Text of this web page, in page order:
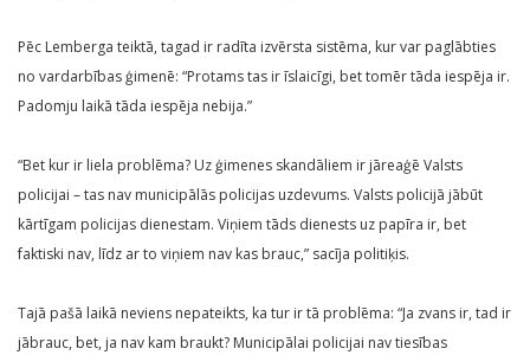
Pēc Lemberga teiktā, tagad ir radīta izvērsta sistēma, kur var paglābties
no vardarbības ģimenē: “Protams tas ir īslaicīgi, bet tomēr tāda iespēja ir.
Padomju laikā tāda iespēja nebija.”
“Bet kur ir liela problēma? Uz ģimenes skandāliem ir jāreaģē Valsts
policijai – tas nav municipālās policijas uzdevums. Valsts policijā jābūt
kārtīgam policijas dienestam. Viņiem tāds dienests uz papīra ir, bet
faktiski nav, līdz ar to viņiem nav kas brauc,” sacīja politiķis.
Tajā pašā laikā neviens nepateikts, ka tur ir tā problēma: “Ja zvans ir, tad ir
jābrauc, bet, ja nav kam braukt? Municipālai policijai nav tiesības